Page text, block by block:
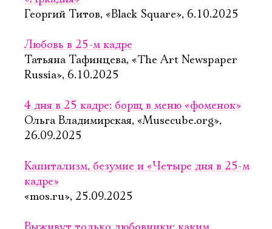
Георгий Титов, «Black Square», 6.10.2025
Любовь в 25-м кадре
Татьяна Тафинцева, «The Art Newspaper
Russia», 6.10.2025
4 дня в 25 кадре: борщ в меню «фоменок»
Ольга Владимирская, «Musecube.org»,
26.09.2025
Капитализм, безумие и «Четыре дня в 25-м
кадре»
«mos.ru», 25.09.2025